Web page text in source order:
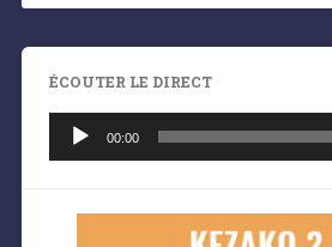
ÉCOUTER LE DIRECT
audio
00:00